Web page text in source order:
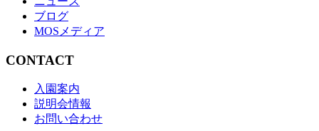
ブログ
MOSメディア
CONTACT
入園案内
説明会情報
お問い合わせ